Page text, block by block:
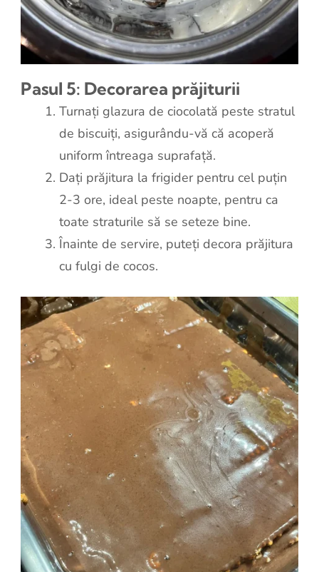
Pasul 5: Decorarea prăjiturii
Turnați glazura de ciocolată peste stratul
de biscuiți, asigurându-vă că acoperă
uniform întreaga suprafață.
Dați prăjitura la frigider pentru cel puțin
2-3 ore, ideal peste noapte, pentru ca
toate straturile să se seteze bine.
Înainte de servire, puteți decora prăjitura
cu fulgi de cocos.